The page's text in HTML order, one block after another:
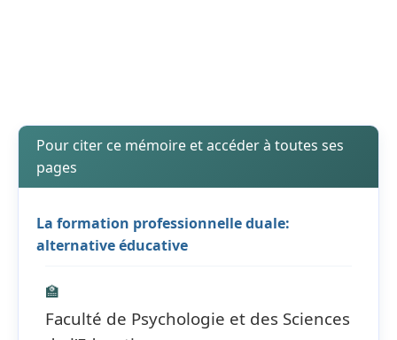
Pour citer ce mémoire et accéder à toutes ses
pages
La formation professionnelle duale:
alternative éducative
🏫
Faculté de Psychologie et des Sciences